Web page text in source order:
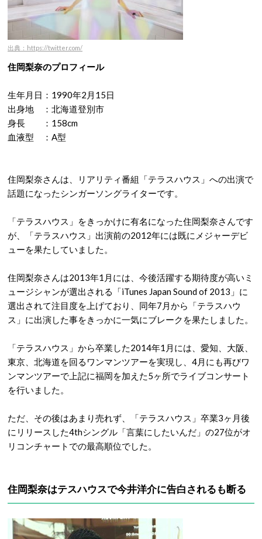
出典：https://twitter.com/
住岡梨奈のプロフィール
生年月日：1990年2月15日
出身地 ：北海道登別市
身長 ：158cm
血液型 ：A型
住岡梨奈さんは、リアリティ番組「テラスハウス」への出演で
話題になったシンガーソングライターです。
「テラスハウス」をきっかけに有名になった住岡梨奈さんです
が、「テラスハウス」出演前の2012年には既にメジャーデビ
ューを果たしていました。
住岡梨奈さんは2013年1月には、今後活躍する期待度が高いミ
ュージシャンが選出される「iTunes Japan Sound of 2013」に
選出されて注目度を上げており、同年7月から「テラスハウ
ス」に出演した事をきっかに一気にブレークを果たしました。
「テラスハウス」から卒業した2014年1月には、愛知、大阪、
東京、北海道を回るワンマンツアーを実現し、4月にも再びワ
ンマンツアーで上記に福岡を加えた5ヶ所でライブコンサート
を行いました。
ただ、その後はあまり売れず、「テラスハウス」卒業3ヶ月後
にリリースした4thシングル「言葉にしたいんだ」の27位がオ
リコンチャートでの最高順位でした。
住岡梨奈はテスハウスで今井洋介に告白されるも断る